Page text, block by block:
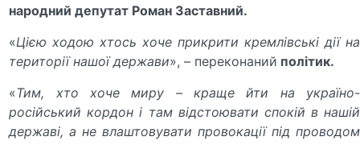
народний депутат Роман Заставний.
«Цією ходою хтось хоче прикрити кремлівські дії на
території нашої держави», – переконаний політик.
«Тим, хто хоче миру – краще йти на україно-
російський кордон і там відстоювати спокій в нашій
державі, а не влаштовувати провокації під проводом